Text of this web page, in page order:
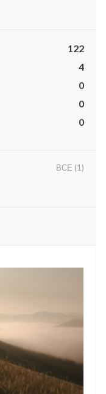
122
4
0
0
0
ВСЕ (1)